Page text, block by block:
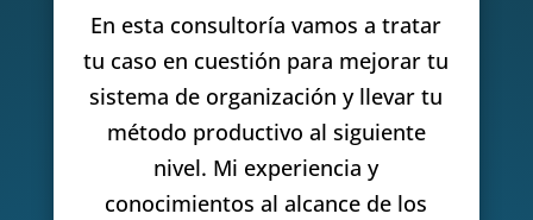
En esta consultoría vamos a tratar
tu caso en cuestión para mejorar tu
sistema de organización y llevar tu
método productivo al siguiente
nivel. Mi experiencia y
conocimientos al alcance de los